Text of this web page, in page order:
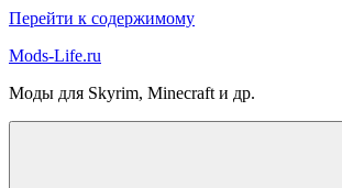
Перейти к содержимому
Mods-Life.ru
Моды для Skyrim, Minecraft и др.